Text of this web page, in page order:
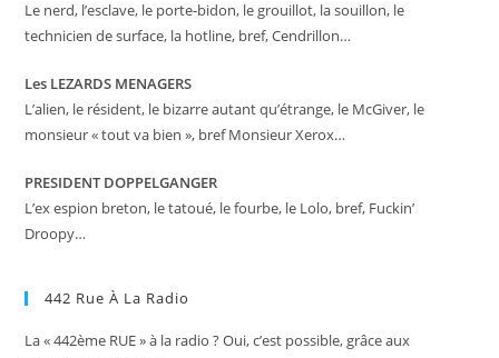
Le nerd, l’esclave, le porte-bidon, le grouillot, la souillon, le
technicien de surface, la hotline, bref, Cendrillon…
Les LEZARDS MENAGERS
L’alien, le résident, le bizarre autant qu’étrange, le McGiver, le
monsieur « tout va bien », bref Monsieur Xerox…
PRESIDENT DOPPELGANGER
L’ex espion breton, le tatoué, le fourbe, le Lolo, bref, Fuckin’
Droopy…
442 Rue À La Radio
La « 442ème RUE » à la radio ? Oui, c’est possible, grâce aux